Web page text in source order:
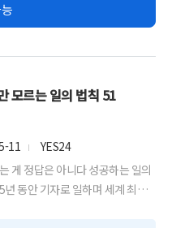
모르는 일의 법칙 51
11
YES24
게 정답은 아니다 성공하는 일의
동안 기자로 일하며 세계 최정